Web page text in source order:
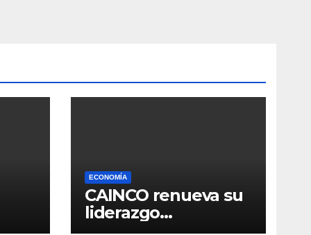
en
ECONOMÍA
CAINCO renueva su
liderazgo
institucional y